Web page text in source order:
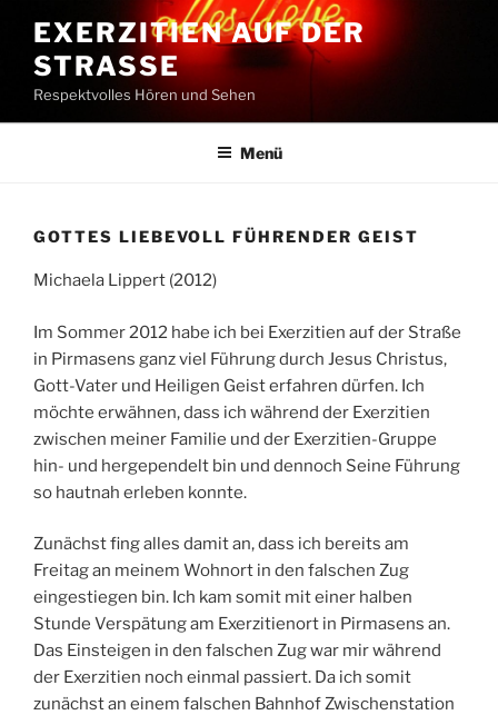
Inhalt
springen
EXERZITIEN AUF DER
STRASSE
Respektvolles Hören und Sehen
Menü
GOTTES LIEBEVOLL FÜHRENDER GEIST
Michaela Lippert (2012)
Im Sommer 2012 habe ich bei Exerzitien auf der Straße
in Pirmasens ganz viel Führung durch Jesus Christus,
Gott-Vater und Heiligen Geist erfahren dürfen. Ich
möchte erwähnen, dass ich während der Exerzitien
zwischen meiner Familie und der Exerzitien-Gruppe
hin- und hergependelt bin und dennoch Seine Führung
so hautnah erleben konnte.
Zunächst fing alles damit an, dass ich bereits am
Freitag an meinem Wohnort in den falschen Zug
eingestiegen bin. Ich kam somit mit einer halben
Stunde Verspätung am Exerzitienort in Pirmasens an.
Das Einsteigen in den falschen Zug war mir während
der Exerzitien noch einmal passiert. Da ich somit
zunächst an einem falschen Bahnhof Zwischenstation